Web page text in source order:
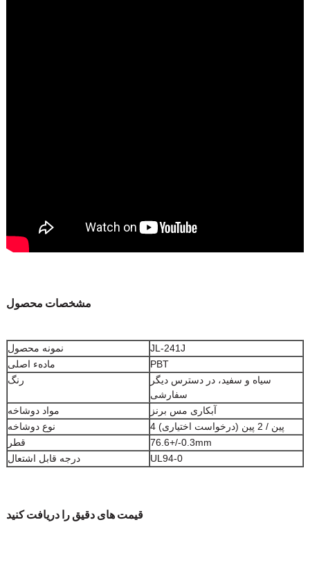
مشخصات محصول
نمونه محصول
JL-241J
مادهء اصلی
PBT
رنگ
سیاه و سفید، در دسترس دیگر
سفارشی
مواد دوشاخه
آبکاری مس برنز
نوع دوشاخه
4 پین / 2 پین (درخواست اختیاری)
قطر
76.6+/-0.3mm
درجه قابل اشتعال
UL94-0
قیمت های دقیق را دریافت کنید